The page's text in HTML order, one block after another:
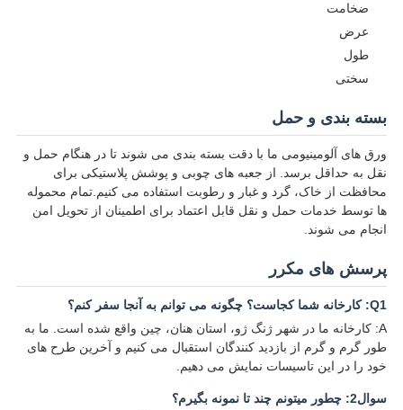
ضخامت
عرض
طول
سختی
بسته بندی و حمل
ورق های آلومینیومی ما با دقت بسته بندی می شوند تا در هنگام حمل و
نقل به حداقل برسد. از جعبه های چوبی و پوشش پلاستیکی برای
محافظت از خاک، گرد و غبار و رطوبت استفاده می کنیم.تمام محموله
ها توسط خدمات حمل و نقل قابل اعتماد برای اطمینان از تحویل امن
انجام می شوند.
پرسش های مکرر
Q1: کارخانه شما کجاست؟ چگونه می توانم به آنجا سفر کنم؟
A: کارخانه ما در شهر ژنگ ژو، استان هنان، چین واقع شده است. ما به
طور گرم و گرم از بازدید کنندگان استقبال می کنیم و آخرین طرح های
خود را در این تاسیسات نمایش می دهیم.
سوال2: چطور ميتونم چند تا نمونه بگيرم؟